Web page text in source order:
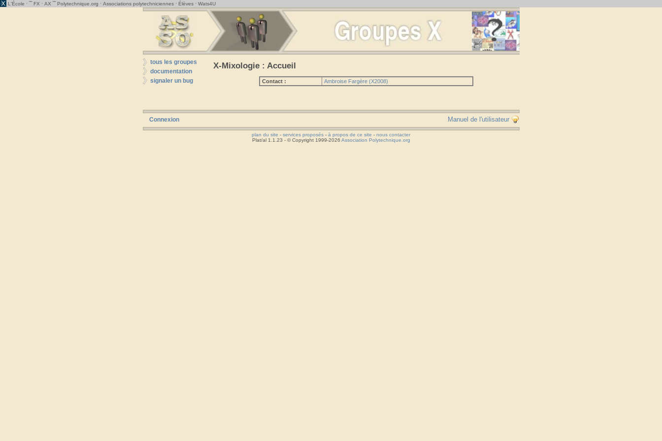
L'École · ˜˜ FX · AX ˜˜ Polytechnique.org · Associations polytechniciennes · Élèves · Wats4U
tous les groupes
documentation
signaler un bug
X-Mixologie : Accueil
Contact : Ambroise Fargère (X2008)
Connexion Manuel de l'utilisateur
plan du site - services proposés - à propos de ce site - nous contacter
Plat/al 1.1.23 - © Copyright 1999-2026 Association Polytechnique.org